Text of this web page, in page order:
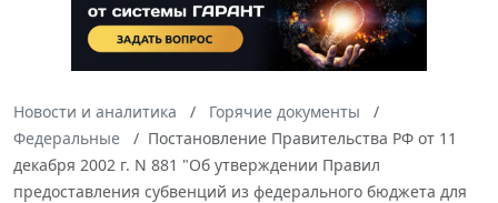
Новости и аналитика
Горячие документы
Федеральные
Постановление Правительства РФ от 11
декабря 2002 г. N 881 "Об утверждении Правил
предоставления субвенций из федерального бюджета для